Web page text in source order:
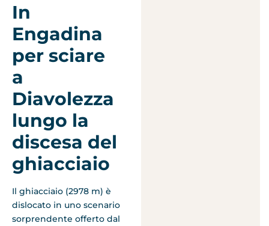
In
Engadina
per sciare
a
Diavolezza
lungo la
discesa del
ghiacciaio
Il ghiacciaio (2978 m) è
dislocato in uno scenario
sorprendente offerto dal